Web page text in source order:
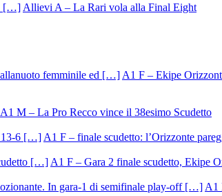
Allievi A – La Rari vola alla Final Eight
A1 F – Ekipe
A1 M – La Pro Recco vince il 38esimo Scudetto
A1 F – finale scudetto: l’Orizzonte
A1 F – Gara 2 finale scudetto, Ekipe
A1